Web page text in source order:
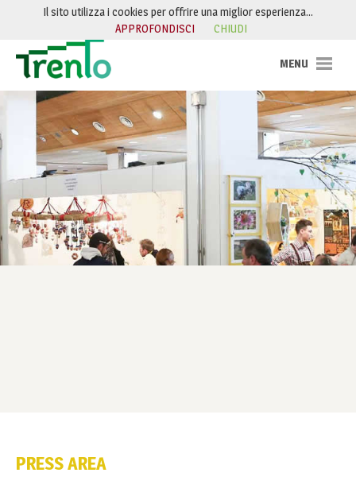
Salta al contenuto
PRESS AREA
Il sito utilizza i cookies per offrire una miglior esperienza…
APPROFONDISCI
CHIUDI